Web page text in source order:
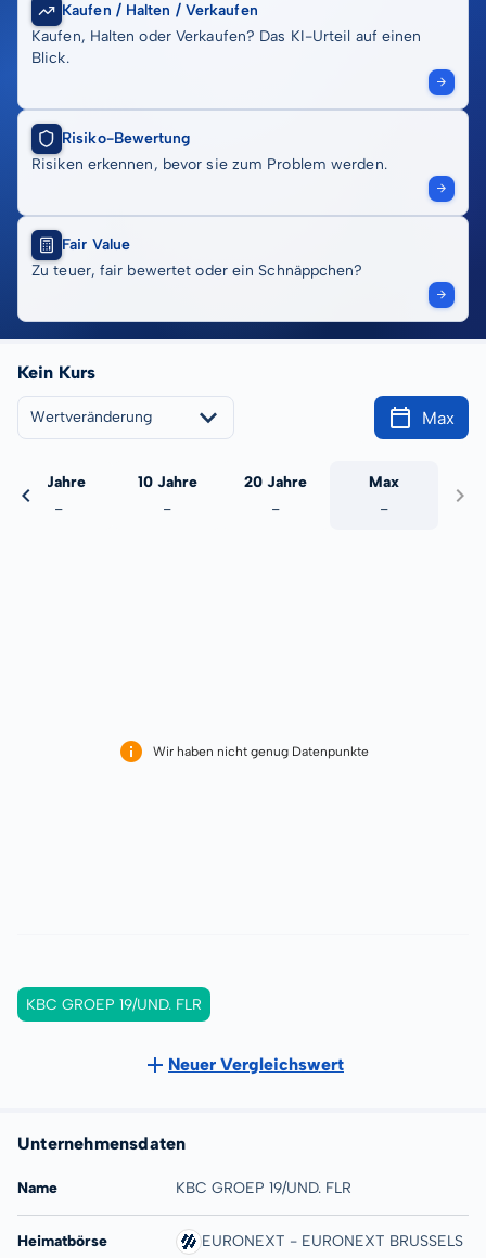
Kaufen / Halten / Verkaufen
Kaufen, Halten oder Verkaufen? Das KI-Urteil auf einen
Blick.
Risiko-Bewertung
Risiken erkennen, bevor sie zum Problem werden.
Fair Value
Zu teuer, fair bewertet oder ein Schnäppchen?
Kein Kurs
Wertveränderung Max
5 Jahre
-
10 Jahre
-
20 Jahre
-
Max
-
Wir haben nicht genug Datenpunkte
KBC GROEP 19/UND. FLR
Neuer Vergleichswert
Unternehmensdaten
Name KBC GROEP 19/UND. FLR
Heimatbörse EURONEXT - EURONEXT BRUSSELS